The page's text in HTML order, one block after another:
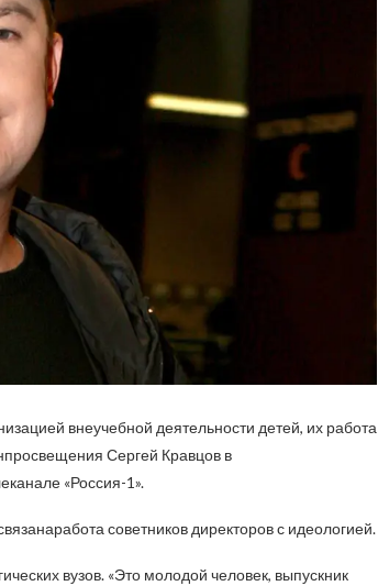
внеучебной деятельности детей, их работа
Сергей Кравцов в
«Россия-1».
советников директоров с идеологией.
вузов. «Это молодой человек, выпускник